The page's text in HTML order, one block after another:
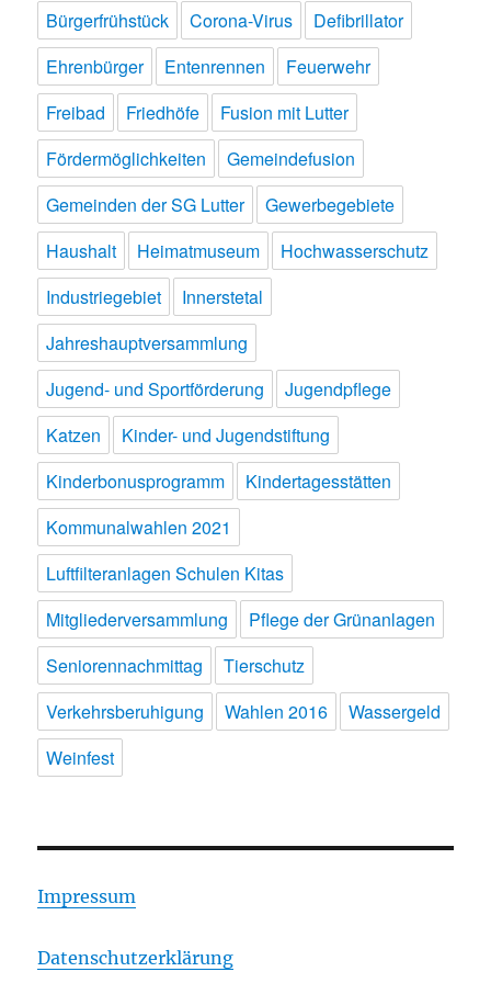
Bürgerfrühstück
Corona-Virus
Defibrillator
Ehrenbürger
Entenrennen
Feuerwehr
Freibad
Friedhöfe
Fusion mit Lutter
Fördermöglichkeiten
Gemeindefusion
Gemeinden der SG Lutter
Gewerbegebiete
Haushalt
Heimatmuseum
Hochwasserschutz
Industriegebiet
Innerstetal
Jahreshauptversammlung
Jugend- und Sportförderung
Jugendpflege
Katzen
Kinder- und Jugendstiftung
Kinderbonusprogramm
Kindertagesstätten
Kommunalwahlen 2021
Luftfilteranlagen Schulen Kitas
Mitgliederversammlung
Pflege der Grünanlagen
Seniorennachmittag
Tierschutz
Verkehrsberuhigung
Wahlen 2016
Wassergeld
Weinfest
Impressum
Datenschutzerklärung